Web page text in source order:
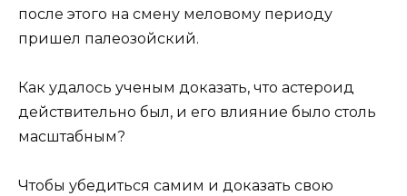
после этого на смену меловому периоду
пришел палеозойский.
Как удалось ученым доказать, что астероид
действительно был, и его влияние было столь
масштабным?
Чтобы убедиться самим и доказать свою